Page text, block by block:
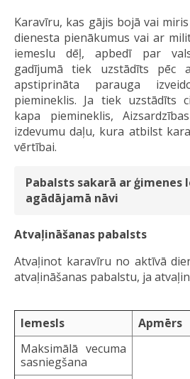
Karavīru, kas gājis bojā vai
dienesta pienākumus vai ar
iemeslu dēļ, apbedī par
gadījumā tiek uzstādīts pēc
apstiprināta parauga
piemineklis. Ja tiek uzstādīts
kapa piemineklis,
izdevumu daļu, kura atbilst
vērtībai.
Pabalsts sakarā ar ģimenes
agādājamā nāvi
Atvaļināšanas pabalsts
Atvaļinot karavīru no aktīvā
atvaļināšanas pabalstu, ja
Iemesls
Apmērs
Maksimālā vecuma
sasniegšana